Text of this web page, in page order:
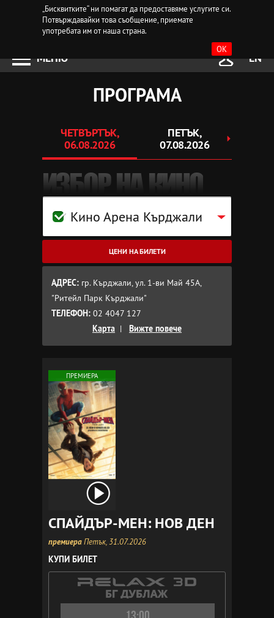
„Бисквитките“ ни помагат да предоставяме услугите си.
Потвърждавайки това съобщение, приемате
употребата им от наша страна.
OK
МЕНЮ EN
ПРОГРАМА
ЧЕТВЪРТЪК,
06.08.2026
ПЕТЪК,
07.08.2026
ИЗБОР НА КИНО
Кино Арена Кърджали
ЦЕНИ НА БИЛЕТИ
АДРЕС: гр. Кърджали, ул. 1-ви Май 45A,
"Ритейл Парк Кърджали"
ТЕЛЕФОН: 02 4047 127
Карта | Вижте повече
ПРЕМИЕРА
СПАЙДЪР-МЕН: НОВ ДЕН
премиераПетък, 31.07.2026
КУПИ БИЛЕТ